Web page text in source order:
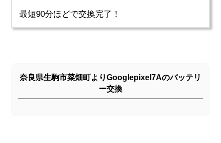
最短90分ほどで交換完了！
奈良県生駒市菜畑町よりGooglepixel7Aのバッテリ
ー交換